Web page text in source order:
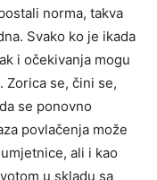
norma, takva
Svako ko je ikada
i očekivanja mogu
Zorica se, čini se,
se ponovno
povlačenja može
ali i kao
u skladu sa